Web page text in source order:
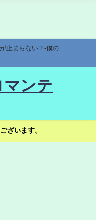
止まらない？-僕の
マンテ
ざいます。